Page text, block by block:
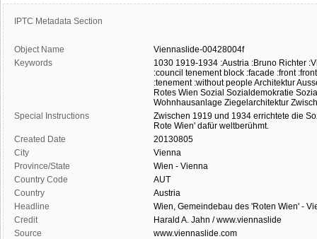
IPTC Metadata Section
Object Name
Viennaslide-00428004f
Keywords
1030 1919-1934 :Austria :Bruno Richter
:council tenement block :facade :front
:tenement :without people Architektur
Rotes Wien Sozial Sozialdemokratie
Wohnhausanlage Ziegelarchitektur
Special Instructions
Zwischen 1919 und 1934 errichtete die
Rote Wien' dafür weltberühmt.
Created Date
20130805
City
Vienna
Province/State
Wien - Vienna
Country Code
AUT
Country
Austria
Headline
Wien, Gemeindebau des 'Roten Wien' -
Credit
Harald A. Jahn / www.viennaslide
Source
www.viennaslide.com